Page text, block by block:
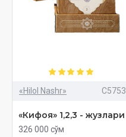
«Hilol Nashr» C5753
«Кифоя» 1,2,3 - жузлари
326 000 сўм